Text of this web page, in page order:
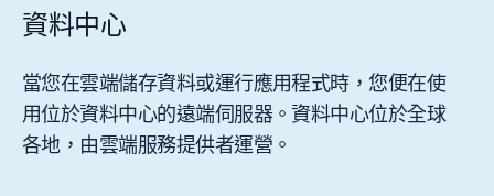
資料中心
當您在雲端儲存資料或運行應用程式時，您便在使
用位於資料中心的遠端伺服器。資料中心位於全球
各地，由雲端服務提供者運營。